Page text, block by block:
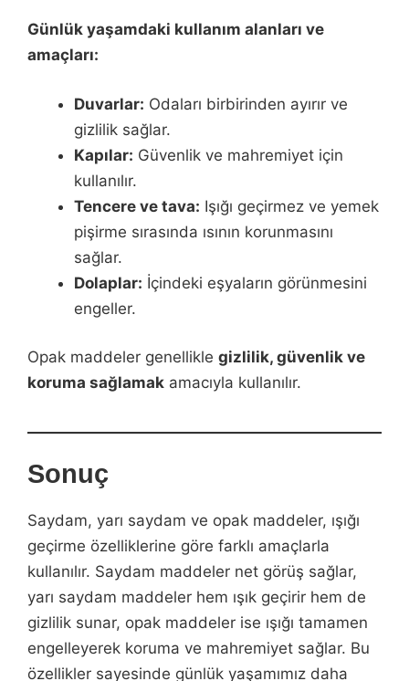
Günlük yaşamdaki kullanım alanları ve
amaçları:
Duvarlar: Odaları birbirinden ayırır ve
gizlilik sağlar.
Kapılar: Güvenlik ve mahremiyet için
kullanılır.
Tencere ve tava: Işığı geçirmez ve yemek
pişirme sırasında ısının korunmasını
sağlar.
Dolaplar: İçindeki eşyaların görünmesini
engeller.
Opak maddeler genellikle gizlilik, güvenlik ve
koruma sağlamak amacıyla kullanılır.
Sonuç
Saydam, yarı saydam ve opak maddeler, ışığı
geçirme özelliklerine göre farklı amaçlarla
kullanılır. Saydam maddeler net görüş sağlar,
yarı saydam maddeler hem ışık geçirir hem de
gizlilik sunar, opak maddeler ise ışığı tamamen
engelleyerek koruma ve mahremiyet sağlar. Bu
özellikler sayesinde günlük yaşamımız daha